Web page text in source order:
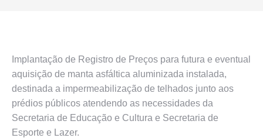
Implantação de Registro de Preços para futura e eventual
aquisição de manta asfáltica aluminizada instalada,
destinada a impermeabilização de telhados junto aos
prédios públicos atendendo as necessidades da
Secretaria de Educação e Cultura e Secretaria de
Esporte e Lazer.